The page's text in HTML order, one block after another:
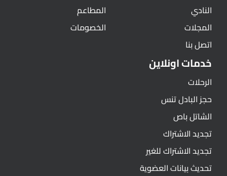
النادي
المجلات
اتصل بنا
المطاعم
الخصومات
خدمات اونلاين
الرحلات
حجز البادل تنس
الشاتل باص
تجديد الاشتراك
تجديد الاشتراك للغير
تحديث بيانات العضوية